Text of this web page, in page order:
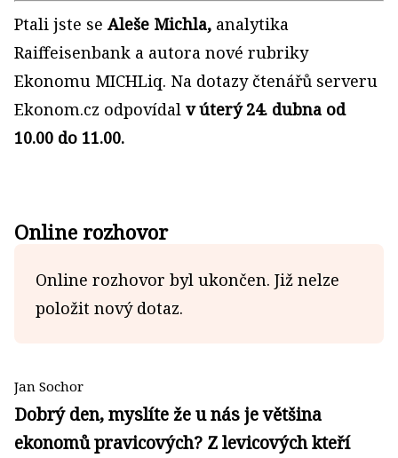
Ptali jste se Aleše Michla, analytika
Raiffeisenbank a autora nové rubriky
Ekonomu MICHLiq. Na dotazy čtenářů serveru
Ekonom.cz odpovídal v úterý 24. dubna od
10.00 do 11.00.
Online rozhovor
Online rozhovor byl ukončen. Již nelze
položit nový dotaz.
Jan Sochor
Dobrý den, myslíte že u nás je většina
ekonomů pravicových? Z levicových kteří